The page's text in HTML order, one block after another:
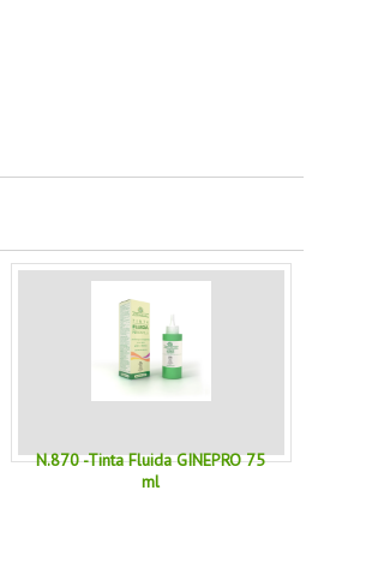
N.870 -Tinta Fluida GINEPRO 75
ml